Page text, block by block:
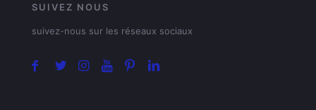
SUIVEZ NOUS
suivez-nous sur les réseaux sociaux